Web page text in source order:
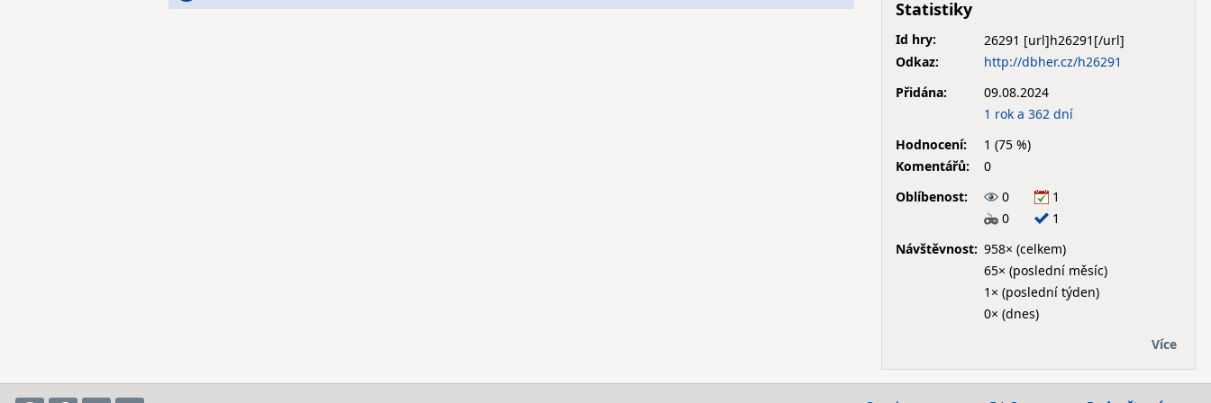
Statistiky
Id hry:
26291
Odkaz:
http://dbher.cz/h26291
Přidána:
09.08.2024
1 rok a 362 dní
Hodnocení:
1 (75 %)
Komentářů:
0
Oblíbenost:
0
1
0
1
Návštěvnost: 958× (celkem)
65× (poslední měsíc)
1× (poslední týden)
0× (dnes)
Více